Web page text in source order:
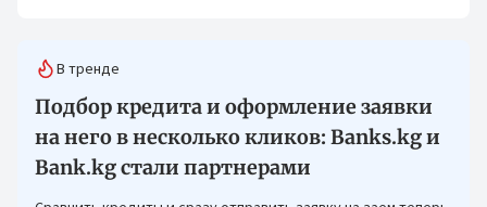
В тренде
Подбор кредита и оформление заявки
на него в несколько кликов: Banks.kg и
Bank.kg стали партнерами